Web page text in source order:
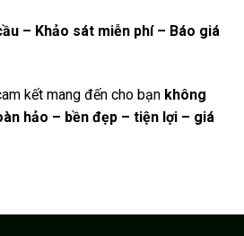
– Khảo sát miễn phí – Báo giá
kết mang đến cho bạn không
hảo – bền đẹp – tiện lợi – giá